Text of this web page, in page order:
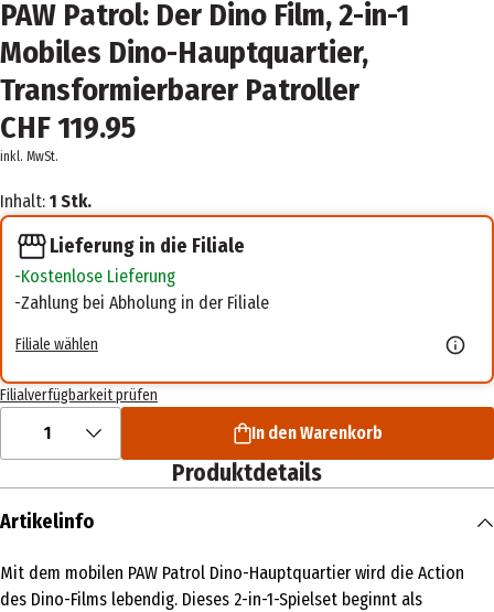
PAW Patrol: Der Dino Film, 2-in-1
Mobiles Dino-Hauptquartier,
Transformierbarer Patroller
CHF 119.95
inkl. MwSt.
Inhalt: 1 Stk.
Lieferung in die Filiale
Kostenlose Lieferung
Zahlung bei Abholung in der Filiale
Filiale wählen
Filialverfügbarkeit prüfen
1 In den Warenkorb
Produktdetails
Artikelinfo
Mit dem mobilen PAW Patrol Dino-Hauptquartier wird die Action
des Dino-Films lebendig. Dieses 2-in-1-Spielset beginnt als